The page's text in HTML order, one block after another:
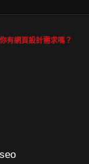
你有網頁設計需求嗎？